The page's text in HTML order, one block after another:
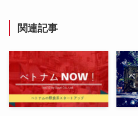
関連記事